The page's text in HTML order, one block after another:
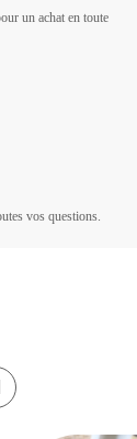
un achat en toute
vos questions.